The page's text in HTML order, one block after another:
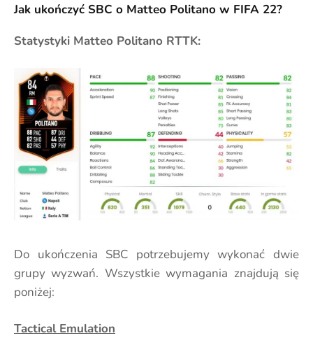
Jak ukończyć SBC o Matteo Politano w FIFA 22?
Statystyki Matteo Politano RTTK:
Do ukończenia SBC potrzebujemy wykonać dwie
grupy wyzwań. Wszystkie wymagania znajdują się
poniżej:
Tactical Emulation